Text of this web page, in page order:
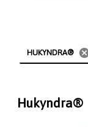
HUKYNDRA®
Hukyndra®